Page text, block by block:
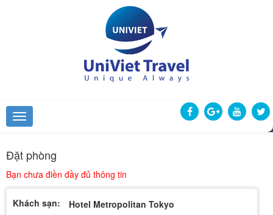
Đặt phòng
Bạn chưa điền đầy đủ thông tin
Khách sạn:
Hotel Metropolitan Tokyo